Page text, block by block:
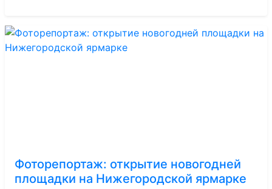
Фоторепортаж: открытие новогодней
площадки на Нижегородской ярмарке